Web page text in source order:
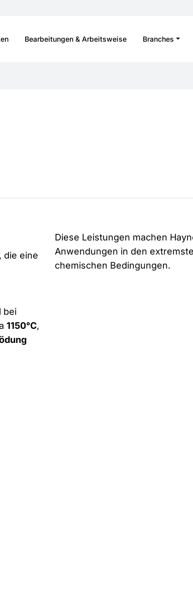
Bearbeitungen & Arbeitsweise Branches
, die eine
bei
1150°C,
Diese Leistungen machen
Anwendungen in den
chemischen Bedingungen.